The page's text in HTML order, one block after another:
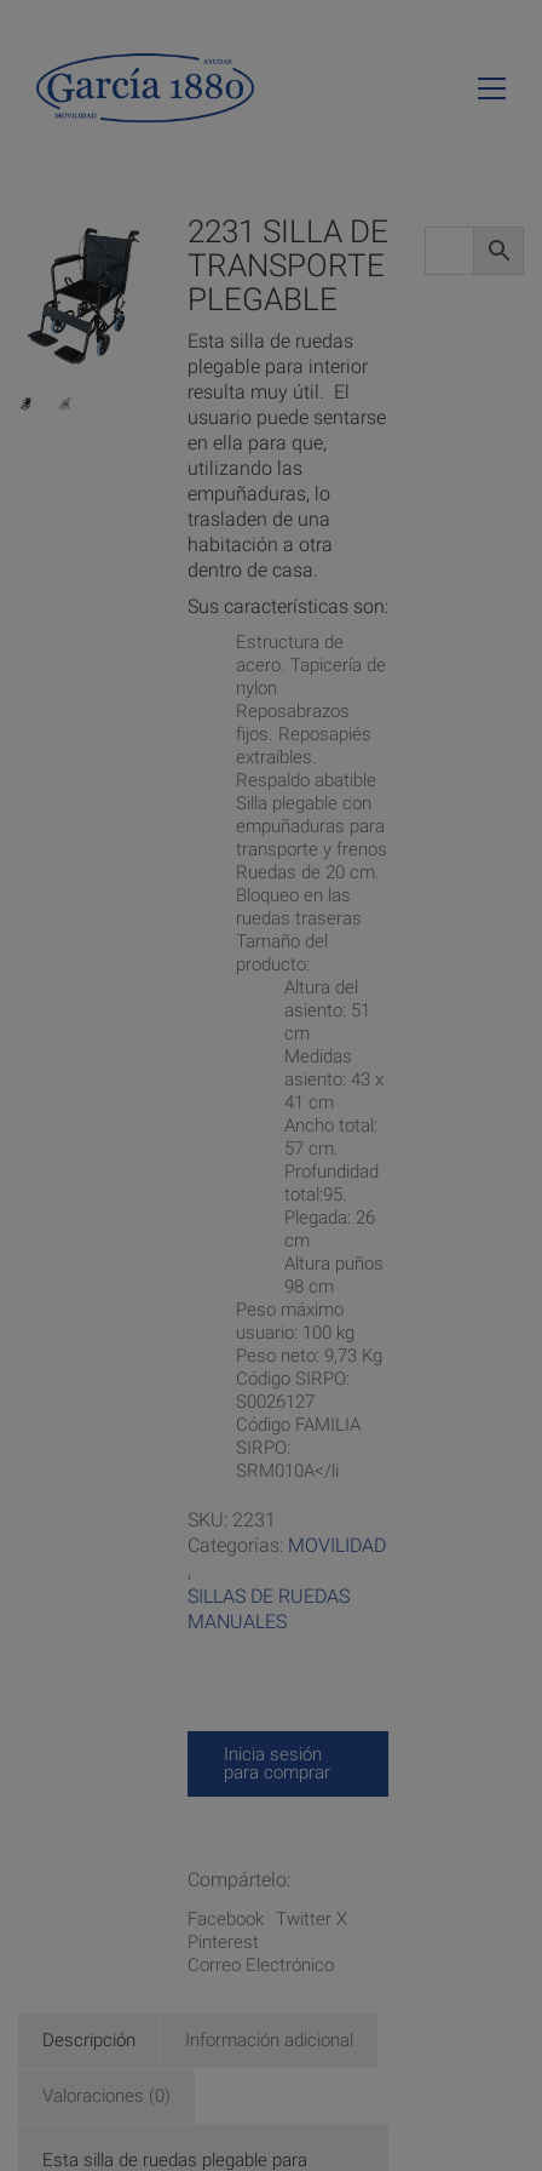
2231 SILLA DE
TRANSPORTE
PLEGABLE
Esta silla de ruedas
plegable para interior
resulta muy útil. El
usuario puede sentarse
en ella para que,
utilizando las
empuñaduras, lo
trasladen de una
habitación a otra
dentro de casa.
Sus características son:
Estructura de
acero. Tapicería de
nylon
Reposabrazos
fijos. Reposapiés
extraíbles.
Respaldo abatible
Silla plegable con
empuñaduras para
transporte y frenos
Ruedas de 20 cm.
Bloqueo en las
ruedas traseras
Tamaño del
producto:
Altura del
asiento: 51
cm
Medidas
asiento: 43 x
41 cm
Ancho total:
57 cm.
Profundidad
total:95.
Plegada: 26
cm
Altura puños
98 cm
Peso máximo
usuario: 100 kg
Peso neto: 9,73 Kg
Código SIRPO:
S0026127
Código FAMILIA
SIRPO:
SRM010A</li
SKU: 2231
Categorías: MOVILIDAD
,
SILLAS DE RUEDAS
MANUALES
Inicia sesión
para comprar
Compártelo:
Facebook Twitter X
Pinterest
Correo Electrónico
Descripción Información adicional
Valoraciones (0)
Esta silla de ruedas plegable para